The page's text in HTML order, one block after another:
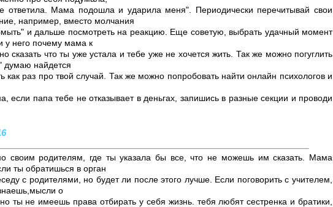
ответила. Мама подошла и ударила меня". Периодически перечитывай свои
например, вместо молчания
и дальше посмотреть на реакцию. Еще советую, выбрать удачный момент
у него почему мама к
сказать что ты уже устала и тебе уже не хочется жить. Так же можно погуглить
думаю найдется
раз про твой случай. Так же можно попробовать найти онлайн психологов и
папа тебе не отказывает в деньгах, запишись в разные секции и проводи
своим родителям, где ты указала бы все, что не можешь им сказать. Мама
ты обратишься в орган
с родителями, но будет ли после этого лучше. Если поговорить с учителем,
о
ты не имеешь права отбирать у себя жизнь. тебя любят сестренка и братики,